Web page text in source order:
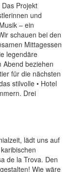
Projekt
und
– ein
schauen bei den
Mittagessen
legendäre
Abend beziehen
für die nächsten
stilvolle • Hotel
Drei
lädt uns auf
de la Trova. Den
Wie wäre